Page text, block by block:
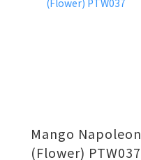
Mango Napoleon
(Flower) PTW037